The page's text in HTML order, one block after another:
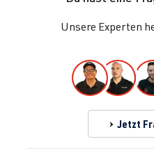
Unsere Experten
Jetzt